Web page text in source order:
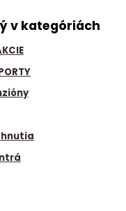
v kategóriách
hnutia